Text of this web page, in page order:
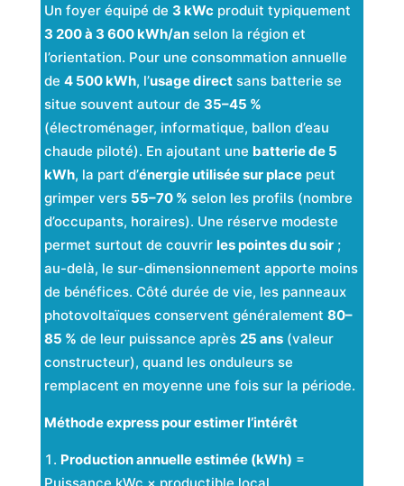
Un foyer équipé de 3 kWc produit typiquement
3 200 à 3 600 kWh/an selon la région et
l’orientation. Pour une consommation annuelle
de4 500 kWh, l’usage direct sans batterie se
situe souvent autour de 35–45 %
(électroménager, informatique, ballon d’eau
chaude piloté). En ajoutant une batterie de 5
kWh, la part d’énergie utilisée sur place peut
grimper vers 55–70 % selon les profils (nombre
d’occupants, horaires). Une réserve modeste
permet surtout de couvrirles pointes du soir ;
au-delà, le sur-dimensionnement apporte moins
de bénéfices. Côté durée de vie, les panneaux
photovoltaïques conservent généralement80–
85 % de leur puissance après 25 ans (valeur
constructeur), quand les onduleurs se
remplacent en moyenne une fois sur la période.
Méthode express pour estimer l’intérêt
Production annuelle estimée (kWh) =
Puissance kWc × productible local